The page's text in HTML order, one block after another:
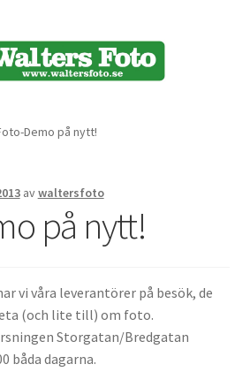
Demo på nytt!
avwaltersfoto
på nytt!
vi våra leverantörer på besök, de
(och lite till) om foto.
Storgatan/Bredgatan
båda dagarna.